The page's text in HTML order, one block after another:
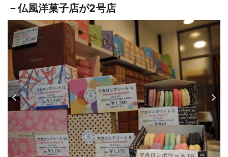
－仏風洋菓子店が2号店